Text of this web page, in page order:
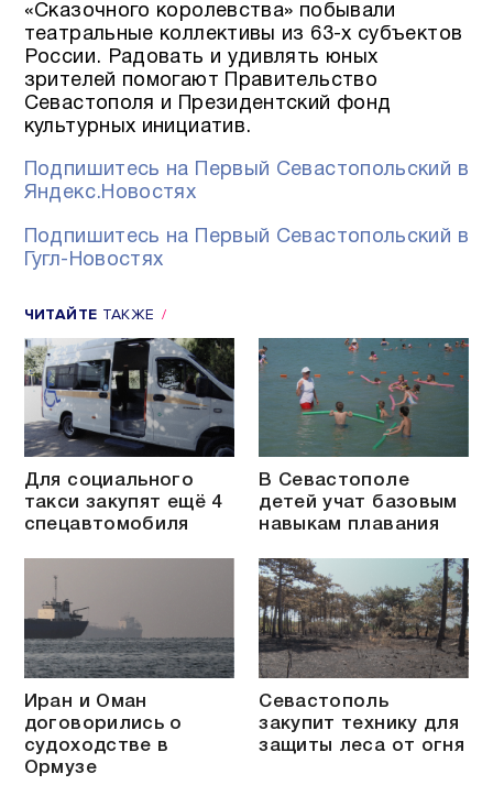
«Сказочного королевства» побывали
театральные коллективы из 63-х субъектов
России. Радовать и удивлять юных
зрителей помогают Правительство
Севастополя и Президентский фонд
культурных инициатив.
Подпишитесь на Первый Севастопольский в
Яндекс.Новостях
Подпишитесь на Первый Севастопольский в
Гугл-Новостях
ЧИТАЙТЕ ТАКЖЕ
Для социального
такси закупят ещё 4
спецавтомобиля
В Севастополе
детей учат базовым
навыкам плавания
Иран и Оман
договорились о
судоходстве в
Ормузе
Севастополь
закупит технику для
защиты леса от огня